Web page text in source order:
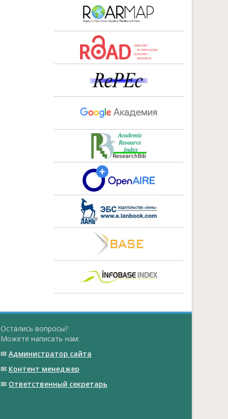
Остались вопросы?
Можете написать нам:
✉ Администратор сайта
✉ Контент менеджер
✉ Ответственный cекретарь